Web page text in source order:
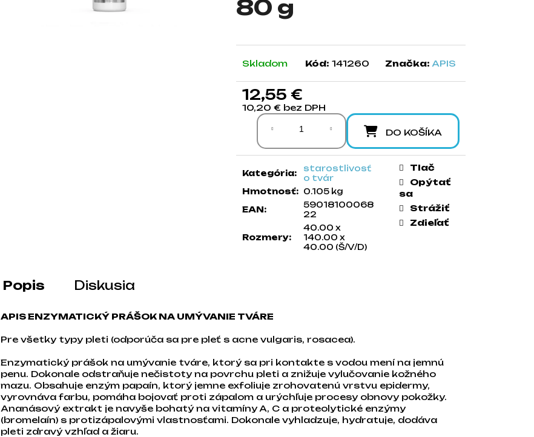
80 g
Skladom Kód: 141260 Značka: APIS
12,55 €
10,20 € bez DPH
Jednotková cena:
DO KOŠÍKA
Kategória:
starostlivosť
o tvár
Hmotnosť: 0.105 kg
EAN:
59018100068
22
Rozmery:
40.00 x
140.00 x
40.00 (Š/V/D)
Tlač
Opýtať
sa
Strážiť
Zdieľať
Popis Diskusia
APIS ENZYMATICKÝ PRÁŠOK NA UMÝVANIE TVÁRE
Pre všetky typy pleti (odporúča sa pre pleť s acne vulgaris, rosacea).
Enzymatický prášok na umývanie tváre, ktorý sa pri kontakte s vodou mení na jemnú
penu. Dokonale odstraňuje nečistoty na povrchu pleti a znižuje vylučovanie kožného
mazu. Obsahuje enzým papaín, ktorý jemne exfoliuje zrohovatenú vrstvu epidermy,
vyrovnáva farbu, pomáha bojovať proti zápalom a urýchľuje procesy obnovy pokožky.
Ananásový extrakt je navyše bohatý na vitamíny A, C a proteolytické enzýmy
(bromelaín) s protizápalovými vlastnosťami. Dokonale vyhladzuje, hydratuje, dodáva
pleti zdravý vzhľad a žiaru.